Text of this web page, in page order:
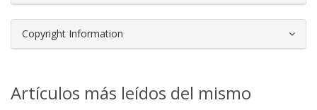
Copyright Information
Artículos más leídos del mismo